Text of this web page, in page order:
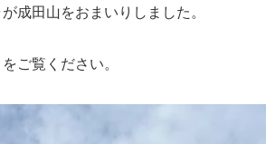
成田山をおまいりしました。
をご覧ください。